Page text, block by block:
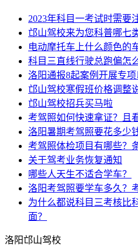
2023年科目一考试时需要
邙山驾校来为您科普哪七
电动摩托车上什么颜色的
科目三直线行驶总跑偏怎
洛阳通报8起案例开展专
邙山驾校寒假班价格调整
邙山驾校招兵买马啦
考驾照如何快速拿证？且
洛阳暑期考驾照要花多少
考驾照体检项目有哪些？
关于驾考业务恢复通知
哪些人天生不适合学车？
洛阳考驾照要学车多久？
为什么都说科目三考核比
面？
洛阳邙山驾校